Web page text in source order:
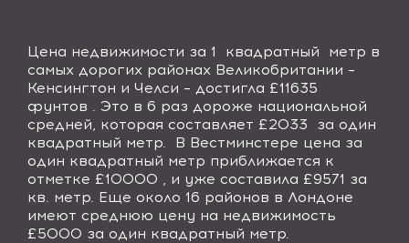
Цена недвижимости за 1 квадратный
метр в
самых дорогих районах Великобритании –
Кенсингтон и Челси – достигла £11635
фунтов . Это в 6 раз дороже национальной
средней, которая составляет £2033
за один
квадратный метр.
В Вестминстере цена за
один квадратный метр приближается к
отметке £10000 , и уже составила £9571 за
кв. метр. Еще около 16 районов в Лондоне
имеют среднюю цену на недвижимость
£5000 за один квадратный метр.